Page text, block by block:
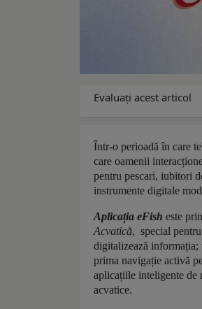
Evaluaţi acest articol
Într-o perioadă în care
care oamenii
pentru pescari, iubitori
instrumente digitale
Aplicația eFish este
Acvatică, special
digitalizează informația;
prima navigație activă
aplicațiile inteligente de
acvatice.